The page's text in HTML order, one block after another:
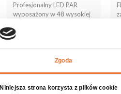
Zgoda
Niniejsza strona korzysta z plików cookie
Profesjonalny LED PAR
wyposażony w 48 wysokiej
3W.
Zobacz więcej